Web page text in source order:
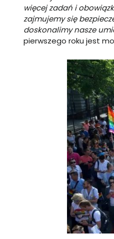
więcej zadań i obowiązk
zajmujemy się
doskonalimy nasze
pierwszego roku jest